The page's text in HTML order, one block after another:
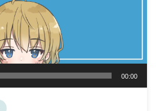
00:00